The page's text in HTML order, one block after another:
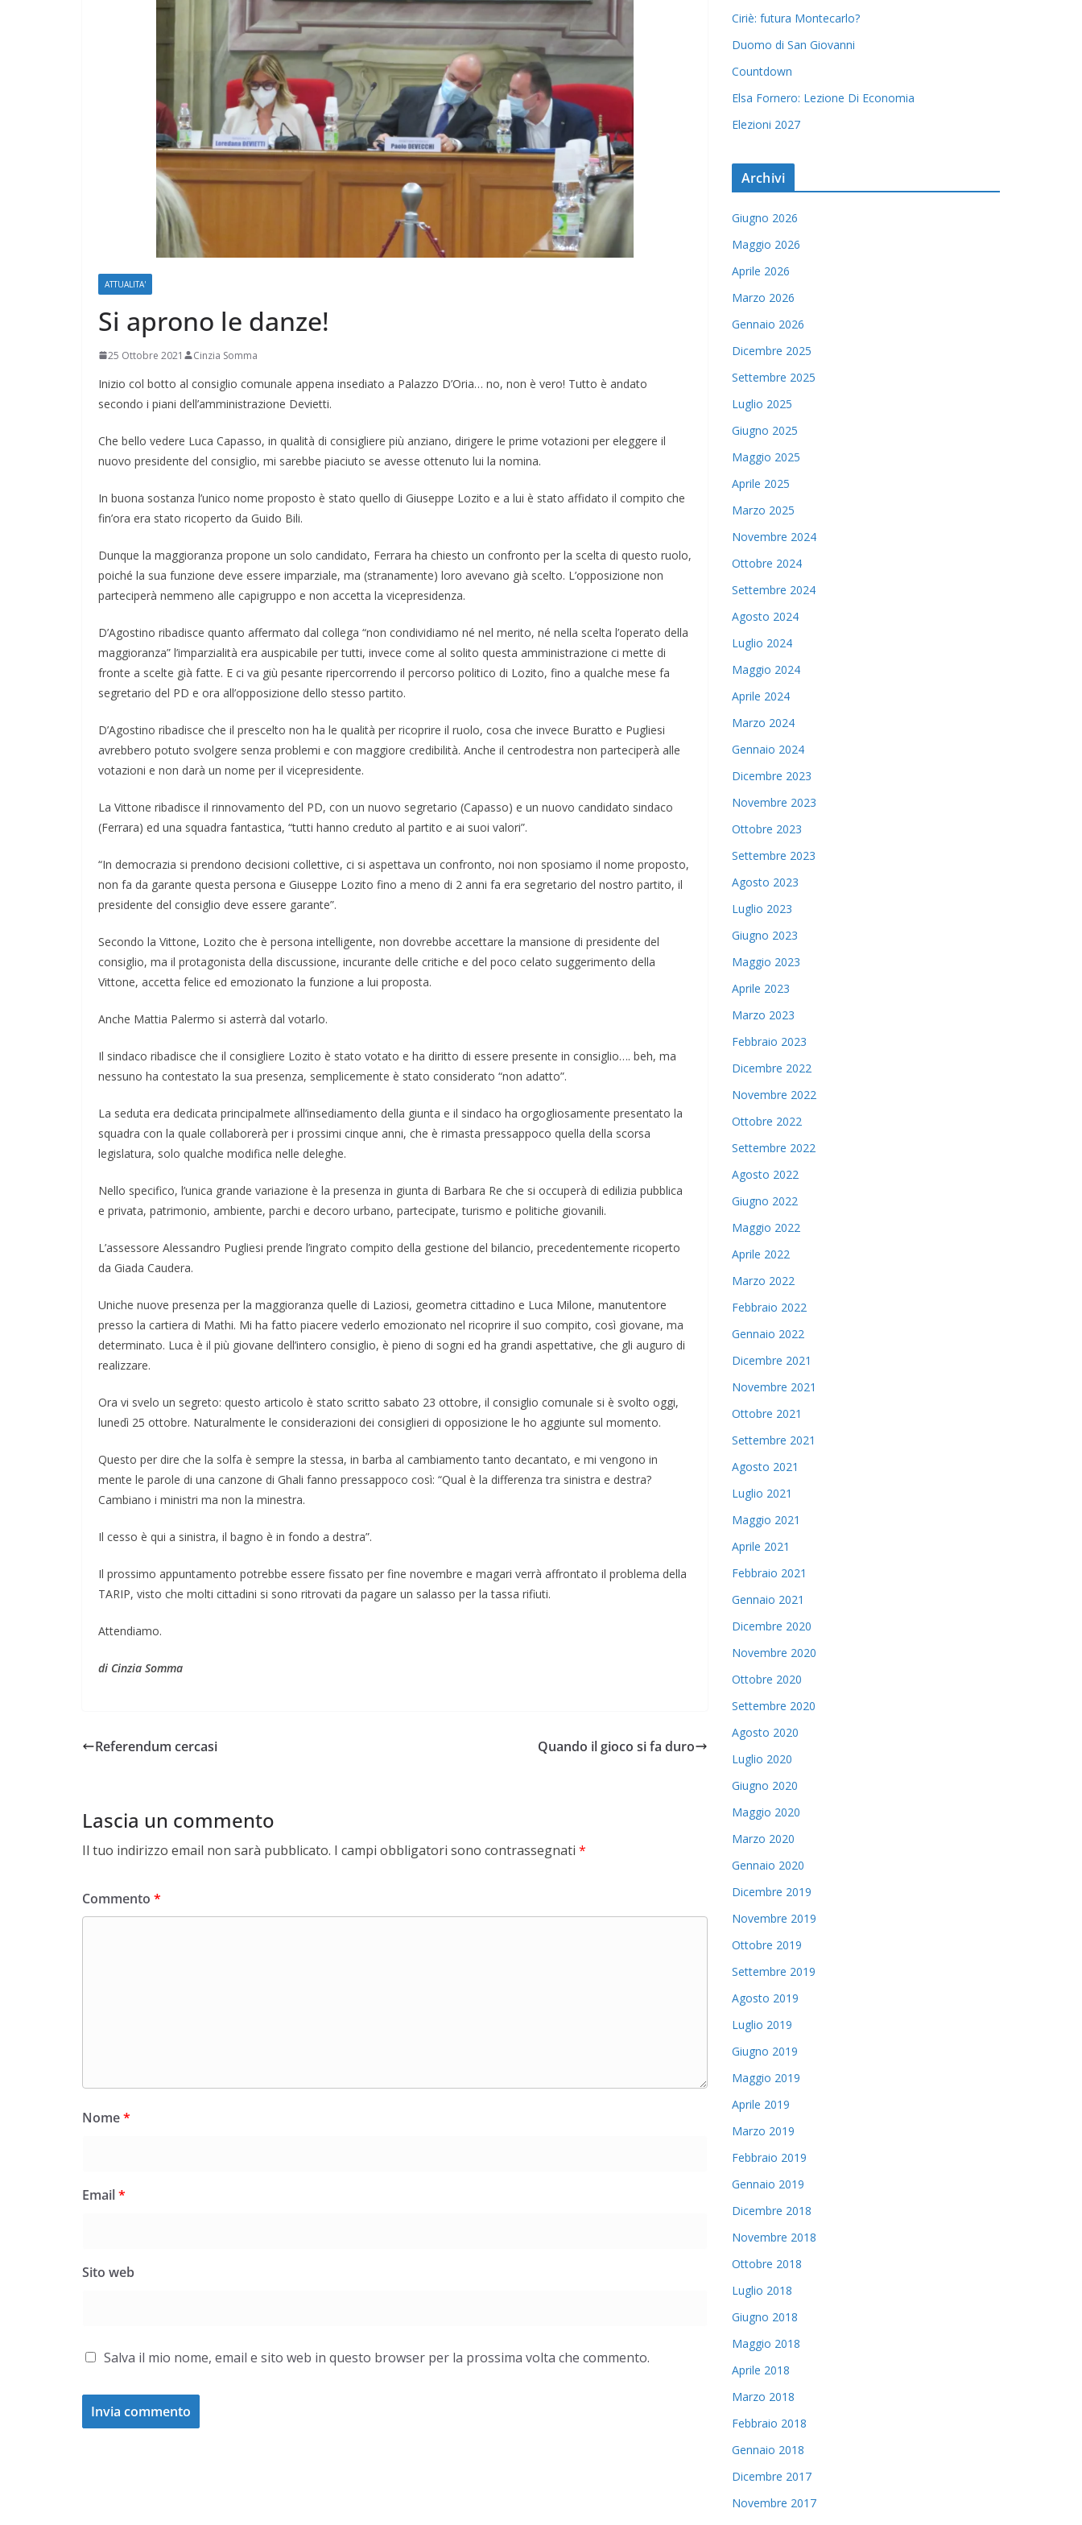
ATTUALITA'
Si aprono le danze!
25 Ottobre 2021 Cinzia Somma
Inizio col botto al consiglio comunale appena insediato a Palazzo D’Oria… no, non è vero! Tutto è andato
secondo i piani dell’amministrazione Devietti.
Che bello vedere Luca Capasso, in qualità di consigliere più anziano, dirigere le prime votazioni per eleggere il
nuovo presidente del consiglio, mi sarebbe piaciuto se avesse ottenuto lui la nomina.
In buona sostanza l’unico nome proposto è stato quello di Giuseppe Lozito e a lui è stato affidato il compito che
fin’ora era stato ricoperto da Guido Bili.
Dunque la maggioranza propone un solo candidato, Ferrara ha chiesto un confronto per la scelta di questo ruolo,
poiché la sua funzione deve essere imparziale, ma (stranamente) loro avevano già scelto. L’opposizione non
parteciperà nemmeno alle capigruppo e non accetta la vicepresidenza.
D’Agostino ribadisce quanto affermato dal collega “non condividiamo né nel merito, né nella scelta l’operato della
maggioranza” l’imparzialità era auspicabile per tutti, invece come al solito questa amministrazione ci mette di
fronte a scelte già fatte. E ci va giù pesante ripercorrendo il percorso politico di Lozito, fino a qualche mese fa
segretario del PD e ora all’opposizione dello stesso partito.
D’Agostino ribadisce che il prescelto non ha le qualità per ricoprire il ruolo, cosa che invece Buratto e Pugliesi
avrebbero potuto svolgere senza problemi e con maggiore credibilità. Anche il centrodestra non parteciperà alle
votazioni e non darà un nome per il vicepresidente.
La Vittone ribadisce il rinnovamento del PD, con un nuovo segretario (Capasso) e un nuovo candidato sindaco
(Ferrara) ed una squadra fantastica, “tutti hanno creduto al partito e ai suoi valori”.
“In democrazia si prendono decisioni collettive, ci si aspettava un confronto, noi non sposiamo il nome proposto,
non fa da garante questa persona e Giuseppe Lozito fino a meno di 2 anni fa era segretario del nostro partito, il
presidente del consiglio deve essere garante”.
Secondo la Vittone, Lozito che è persona intelligente, non dovrebbe accettare la mansione di presidente del
consiglio, ma il protagonista della discussione, incurante delle critiche e del poco celato suggerimento della
Vittone, accetta felice ed emozionato la funzione a lui proposta.
Anche Mattia Palermo si asterrà dal votarlo.
Il sindaco ribadisce che il consigliere Lozito è stato votato e ha diritto di essere presente in consiglio…. beh, ma
nessuno ha contestato la sua presenza, semplicemente è stato considerato “non adatto”.
La seduta era dedicata principalmete all’insediamento della giunta e il sindaco ha orgogliosamente presentato la
squadra con la quale collaborerà per i prossimi cinque anni, che è rimasta pressappoco quella della scorsa
legislatura, solo qualche modifica nelle deleghe.
Nello specifico, l’unica grande variazione è la presenza in giunta di Barbara Re che si occuperà di edilizia pubblica
e privata, patrimonio, ambiente, parchi e decoro urbano, partecipate, turismo e politiche giovanili.
L’assessore Alessandro Pugliesi prende l’ingrato compito della gestione del bilancio, precedentemente ricoperto
da Giada Caudera.
Uniche nuove presenza per la maggioranza quelle di Laziosi, geometra cittadino e Luca Milone, manutentore
presso la cartiera di Mathi. Mi ha fatto piacere vederlo emozionato nel ricoprire il suo compito, così giovane, ma
determinato. Luca è il più giovane dell’intero consiglio, è pieno di sogni ed ha grandi aspettative, che gli auguro di
realizzare.
Ora vi svelo un segreto: questo articolo è stato scritto sabato 23 ottobre, il consiglio comunale si è svolto oggi,
lunedì 25 ottobre. Naturalmente le considerazioni dei consiglieri di opposizione le ho aggiunte sul momento.
Questo per dire che la solfa è sempre la stessa, in barba al cambiamento tanto decantato, e mi vengono in
mente le parole di una canzone di Ghali fanno pressappoco così: “Qual è la differenza tra sinistra e destra?
Cambiano i ministri ma non la minestra.
Il cesso è qui a sinistra, il bagno è in fondo a destra”.
Il prossimo appuntamento potrebbe essere fissato per fine novembre e magari verrà affrontato il problema della
TARIP, visto che molti cittadini si sono ritrovati da pagare un salasso per la tassa rifiuti.
Attendiamo.
di Cinzia Somma
Referendum cercasi Quando il gioco si fa duro
Lascia un commento
Il tuo indirizzo email non sarà pubblicato. I campi obbligatori sono contrassegnati *
Commento *
Nome*
Email*
Sito web
Salva il mio nome, email e sito web in questo browser per la prossima volta che commento.
Ciriè: futura Montecarlo?
Duomo di San Giovanni
Countdown
Elsa Fornero: Lezione Di Economia
Elezioni 2027
Archivi
Giugno 2026
Maggio 2026
Aprile 2026
Marzo 2026
Gennaio 2026
Dicembre 2025
Settembre 2025
Luglio 2025
Giugno 2025
Maggio 2025
Aprile 2025
Marzo 2025
Novembre 2024
Ottobre 2024
Settembre 2024
Agosto 2024
Luglio 2024
Maggio 2024
Aprile 2024
Marzo 2024
Gennaio 2024
Dicembre 2023
Novembre 2023
Ottobre 2023
Settembre 2023
Agosto 2023
Luglio 2023
Giugno 2023
Maggio 2023
Aprile 2023
Marzo 2023
Febbraio 2023
Dicembre 2022
Novembre 2022
Ottobre 2022
Settembre 2022
Agosto 2022
Giugno 2022
Maggio 2022
Aprile 2022
Marzo 2022
Febbraio 2022
Gennaio 2022
Dicembre 2021
Novembre 2021
Ottobre 2021
Settembre 2021
Agosto 2021
Luglio 2021
Maggio 2021
Aprile 2021
Febbraio 2021
Gennaio 2021
Dicembre 2020
Novembre 2020
Ottobre 2020
Settembre 2020
Agosto 2020
Luglio 2020
Giugno 2020
Maggio 2020
Marzo 2020
Gennaio 2020
Dicembre 2019
Novembre 2019
Ottobre 2019
Settembre 2019
Agosto 2019
Luglio 2019
Giugno 2019
Maggio 2019
Aprile 2019
Marzo 2019
Febbraio 2019
Gennaio 2019
Dicembre 2018
Novembre 2018
Ottobre 2018
Luglio 2018
Giugno 2018
Maggio 2018
Aprile 2018
Marzo 2018
Febbraio 2018
Gennaio 2018
Dicembre 2017
Novembre 2017